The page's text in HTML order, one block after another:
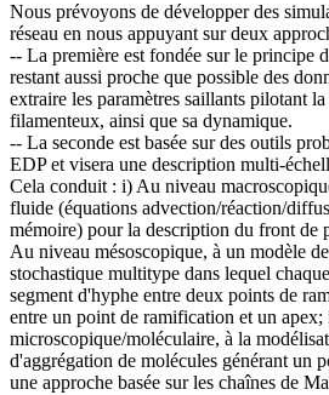
Nous prévoyons de développer des
réseau en nous appuyant sur deux
-- La première est fondée sur le principe
restant aussi proche que possible des
extraire les paramètres saillants pilotant
filamenteux, ainsi que sa dynamique.
-- La seconde est basée sur des outils
EDP et visera une description multi-
Cela conduit : i) Au niveau
fluide (équations advection/réaction/
mémoire) pour la description du front de
Au niveau mésoscopique, à un modèle
stochastique multitype dans lequel
segment d'hyphe entre deux points de
entre un point de ramification et un
microscopique/moléculaire, à la
d'aggrégation de molécules générant un
une approche basée sur les chaînes de